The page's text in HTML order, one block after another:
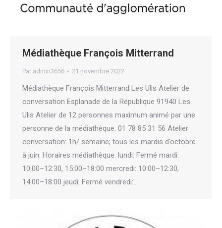
Médiathèque François Mitterrand
Par admin3656 21 novembre 2022
Médiathèque François Mitterrand Les Ulis Atelier de
conversation Esplanade de la République 91940 Les
Ulis Atelier de 12 personnes maximum animé par une
personne de la médiathèque. 01 78 85 31 56 Atelier
conversation: 1h/ semaine; tous les mardis d’octobre
à juin. Horaires médiathèque: lundi: Fermé mardi:
10:00–12:30, 15:00–18:00 mercredi: 10:00–12:30,
14:00–18:00 jeudi: Fermé vendredi:…